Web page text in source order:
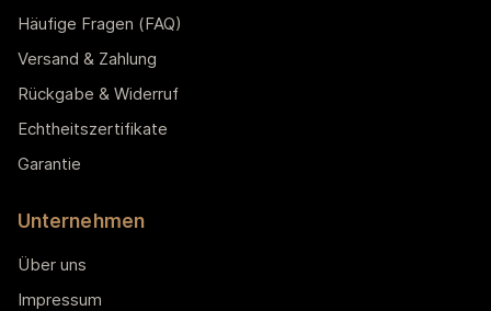
Häufige Fragen (FAQ)
Versand & Zahlung
Rückgabe & Widerruf
Echtheitszertifikate
Garantie
Unternehmen
Über uns
Impressum